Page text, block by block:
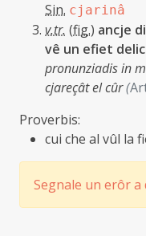
Sin. cjarinâ
v.tr. (fig.) ancje
vê un efiet
pronunziadis in
cjareçât el cûr(
Proverbis:
cui che al vûl la
Segnale un erôr